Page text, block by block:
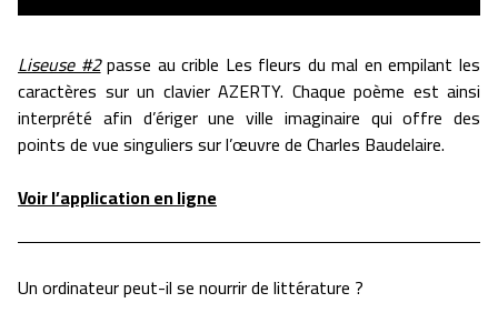
Liseuse #2passe au crible Les fleurs du mal en empilant les
caractères sur un clavier AZERTY. Chaque poème est ainsi
interprété afin d’ériger une ville imaginaire qui offre des
points de vue singuliers sur l’œuvre de Charles Baudelaire.
Voir l’application en ligne
Un ordinateur peut-il se nourrir de littérature ?